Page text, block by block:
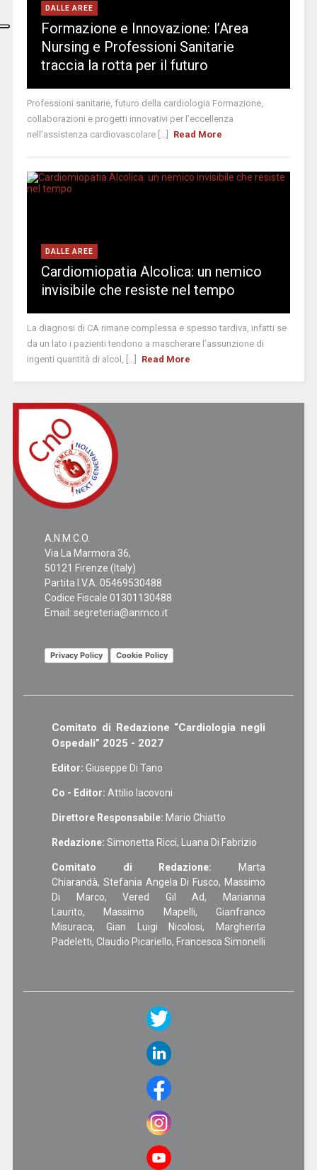
DALLE AREE
Formazione e Innovazione: l’Area
Nursing e Professioni Sanitarie
traccia la rotta per il futuro
Professioni sanitarie, futuro della cardiologia Formazione,
collaborazioni e progetti innovativi per l’eccellenza
nell’assistenza cardiovascolare [...]
Read More
DALLE AREE
Cardiomiopatia Alcolica: un nemico
invisibile che resiste nel tempo
La diagnosi di CA rimane complessa e spesso tardiva, infatti se
da un lato i pazienti tendono a mascherare l’assunzione di
ingenti quantità di alcol, [...]
Read More
A.N.M.C.O.
Via La Marmora 36,
50121 Firenze (Italy)
Partita I.V.A. 05469530488
Codice Fiscale 01301130488
Email: segreteria@anmco.it
Privacy Policy Cookie Policy
Comitato di Redazione “Cardiologia negli
Ospedali” 2025 - 2027
Editor: Giuseppe Di Tano
Co - Editor: Attilio Iacovoni
Direttore Responsabile: Mario Chiatto
Redazione: Simonetta Ricci, Luana Di Fabrizio
Comitato di Redazione: Marta
Chiarandà, Stefania Angela Di Fusco, Massimo
Di Marco, Vered Gil Ad, Marianna
Laurito, Massimo Mapelli, Gianfranco
Misuraca, Gian Luigi Nicolosi, Margherita
Padeletti, Claudio Picariello, Francesca Simonelli